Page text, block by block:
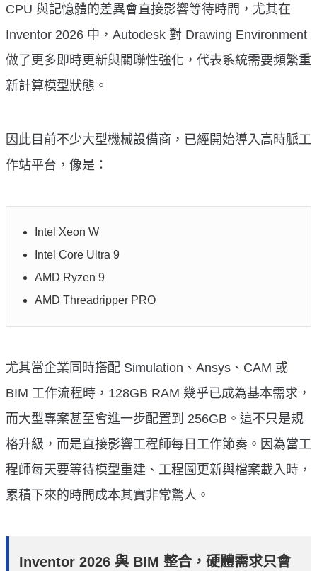
CPU 與記憶體的差異會直接影響等待時間，尤其在
Inventor 2026 中，Autodesk 對 Drawing Environment
做了更多即時更新與關聯性強化，代表系統需要頻繁重
新計算模型狀態。
因此目前不少大型機械設備商，已經開始導入高時脈工
作站平台，像是：
Intel Xeon W
Intel Core Ultra 9
AMD Ryzen 9
AMD Threadripper PRO
尤其當企業同時搭配 Simulation、Ansys、CAM 或
BIM 工作流程時，128GB RAM 幾乎已成為基本需求，
而大型專案甚至會進一步配置到 256GB。這不只是規
格升級，而是直接影響工程師每日工作節奏。因為當工
程師每天要等待模型重建、工程圖更新與檔案載入時，
累積下來的時間成本其實非常驚人。
Inventor 2026 與 BIM 整合，硬體需求只會